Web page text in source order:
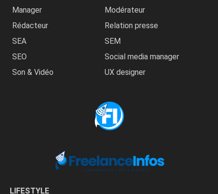
Manager
Modérateur
Rédacteur
Relation presse
SEA
SEM
SEO
Social media manager
Son & Vidéo
UX designer
LIFESTYLE